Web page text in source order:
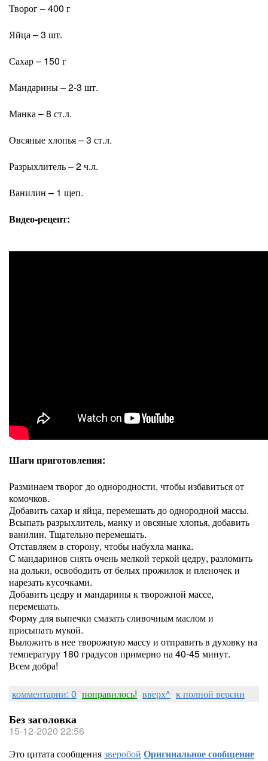
Творог – 400 г
Яйца – 3 шт.
Сахар – 150 г
Мандарины – 2-3 шт.
Манка – 8 ст.л.
Овсяные хлопья – 3 ст.л.
Разрыхлитель – 2 ч.л.
Ванилин – 1 щеп.
Видео-рецепт:
Шаги приготовления:
Разминаем творог до однородности, чтобы избавиться от
комочков.
Добавить сахар и яйца, перемешать до однородной массы.
Всыпать разрыхлитель, манку и овсяные хлопья, добавить
ванилин. Тщательно перемешать.
Отставляем в сторону, чтобы набухла манка.
С мандаринов снять очень мелкой теркой цедру, разломить
на дольки, освободить от белых прожилок и пленочек и
нарезать кусочками.
Добавить цедру и мандарины к творожной массе,
перемешать.
Форму для выпечки смазать сливочным маслом и
присыпать мукой.
Выложить в нее творожную массу и отправить в духовку на
температуру 180 градусов примерно на 40-45 минут.
Всем добра!
комментарии: 0 понравилось! вверх^ к полной версии
Без заголовка
15-12-2020 22:56
Это цитата сообщениязверобой Оригинальное сообщение